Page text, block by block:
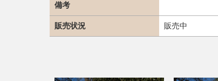
備考
販売状況 販売中